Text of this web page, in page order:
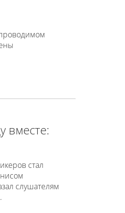
вместе:
стал
слушателям